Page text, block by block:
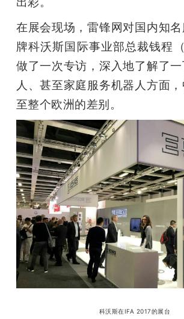
课
动
中
心
GAIR
题
在展会现场，雷锋网对国内知
牌科沃斯国际事业部总裁钱程
做了一次专访，深入地了解了
人、甚至家庭服务机器人方面
至整个欧洲的差别。
科沃斯在IFA 2017的展台